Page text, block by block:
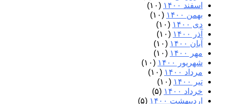
اسفند ۱۴۰۰
(۱۰)
بهمن ۱۴۰۰
(۱۰)
دی ۱۴۰۰
(۱۰)
آذر ۱۴۰۰
(۱۰)
آبان ۱۴۰۰
(۱۰)
مهر ۱۴۰۰
(۱۰)
شهریور ۱۴۰۰
(۱۰)
مرداد ۱۴۰۰
(۱۰)
تیر ۱۴۰۰
(۱۰)
خرداد ۱۴۰۰
(۵)
اردیبهشت ۱۴۰۰
(۵)